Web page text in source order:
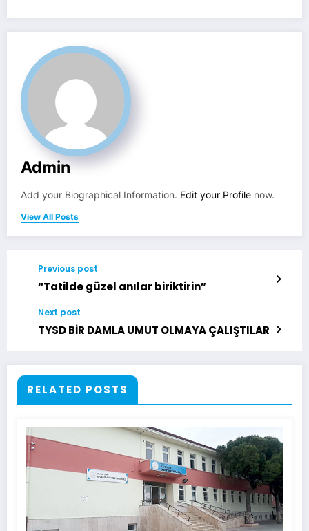
Admin
Add your Biographical Information. Edit your Profile now.
View All Posts
Previous post
“Tatilde güzel anılar biriktirin”
Next post
TYSD BİR DAMLA UMUT OLMAYA ÇALIŞTILAR
RELATED POSTS